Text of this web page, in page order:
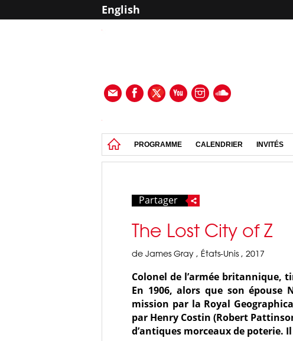
English
PROGRAMME CALENDRIER INVITÉS
Partager
The Lost City of Z
de James Gray , États-Unis , 2017
Colonel de l’armée britannique,
En 1906, alors que son
mission par la Royal
par Henry Costin (Robert
d’antiques morceaux de poterie.